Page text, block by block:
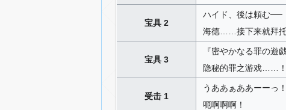
宝具 2
ハイド、後は頼む
海德……接下来就拜托
宝具 3
『密やかなる罪の
隐秘的罪之游戏……
受击 1
うああぁああーーっ！
呃啊啊啊！